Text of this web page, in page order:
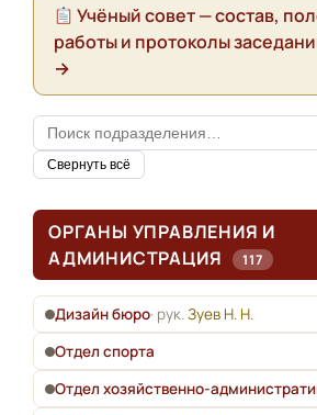
Учёный совет — состав,
работы и протоколы
→
Свернуть всё
ОРГАНЫ УПРАВЛЕНИЯ И
АДМИНИСТРАЦИЯ
117
Дизайн бюро· рук.Зуев Н. Н.
Отдел спорта
Отдел хозяйственно-